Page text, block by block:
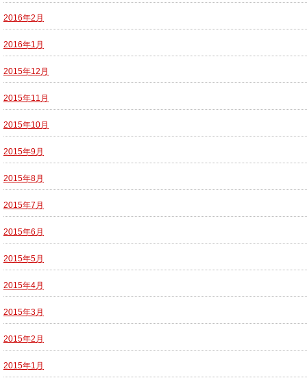
2016年2月
2016年1月
2015年12月
2015年11月
2015年10月
2015年9月
2015年8月
2015年7月
2015年6月
2015年5月
2015年4月
2015年3月
2015年2月
2015年1月